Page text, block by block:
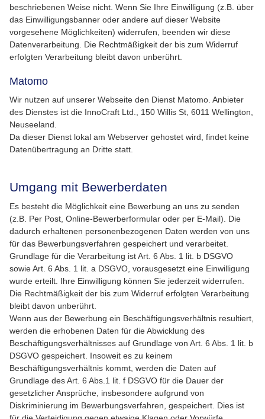
beschriebenen Weise nicht. Wenn Sie Ihre Einwilligung (z.B. über
das Einwilligungsbanner oder andere auf dieser Website
vorgesehene Möglichkeiten) widerrufen, beenden wir diese
Datenverarbeitung. Die Rechtmäßigkeit der bis zum Widerruf
erfolgten Verarbeitung bleibt davon unberührt.
Matomo
Wir nutzen auf unserer Webseite den Dienst Matomo. Anbieter
des Dienstes ist die InnoCraft Ltd., 150 Willis St, 6011 Wellington,
Neuseeland.
Da dieser Dienst lokal am Webserver gehostet wird, findet keine
Datenübertragung an Dritte statt.
Umgang mit Bewerberdaten
Es besteht die Möglichkeit eine Bewerbung an uns zu senden
(z.B. Per Post, Online-Bewerberformular oder per E-Mail). Die
dadurch erhaltenen personenbezogenen Daten werden von uns
für das Bewerbungsverfahren gespeichert und verarbeitet.
Grundlage für die Verarbeitung ist Art. 6 Abs. 1 lit. b DSGVO
sowie Art. 6 Abs. 1 lit. a DSGVO, vorausgesetzt eine Einwilligung
wurde erteilt. Ihre Einwilligung können Sie jederzeit widerrufen.
Die Rechtmäßigkeit der bis zum Widerruf erfolgten Verarbeitung
bleibt davon unberührt.
Wenn aus der Bewerbung ein Beschäftigungsverhältnis resultiert,
werden die erhobenen Daten für die Abwicklung des
Beschäftigungsverhältnisses auf Grundlage von Art. 6 Abs. 1 lit. b
DSGVO gespeichert. Insoweit es zu keinem
Beschäftigungsverhältnis kommt, werden die Daten auf
Grundlage des Art. 6 Abs.1 lit. f DSGVO für die Dauer der
gesetzlicher Ansprüche, insbesondere aufgrund von
Diskriminierung im Bewerbungsverfahren, gespeichert. Dies ist